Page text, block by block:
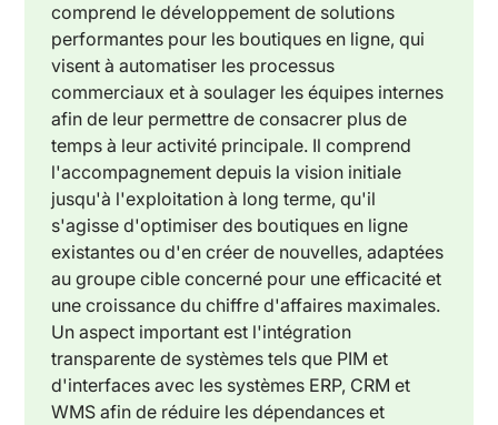
comprend le développement de solutions
performantes pour les boutiques en ligne, qui
visent à automatiser les processus
commerciaux et à soulager les équipes internes
afin de leur permettre de consacrer plus de
temps à leur activité principale. Il comprend
l'accompagnement depuis la vision initiale
jusqu'à l'exploitation à long terme, qu'il
s'agisse d'optimiser des boutiques en ligne
existantes ou d'en créer de nouvelles, adaptées
au groupe cible concerné pour une efficacité et
une croissance du chiffre d'affaires maximales.
Un aspect important est l'intégration
transparente de systèmes tels que PIM et
d'interfaces avec les systèmes ERP, CRM et
WMS afin de réduire les dépendances et